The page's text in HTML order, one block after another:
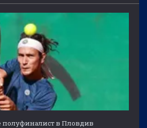
полуфиналист в Пловдив